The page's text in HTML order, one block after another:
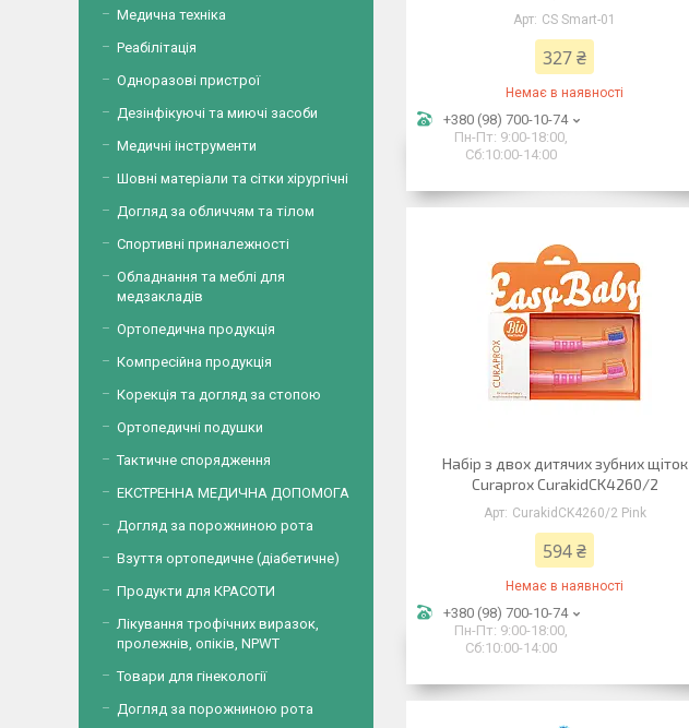
CS Smart-01
327 ₴
Немає в наявності
+380 (98) 700-10-74
Пн-Пт: 9:00-18:00,
Сб:10:00-14:00
Набір з двох дитячих зубних щіток
Curaprox CurakidCK4260/2
CurakidCK4260/2 Pink
594 ₴
Немає в наявності
+380 (98) 700-10-74
Пн-Пт: 9:00-18:00,
Сб:10:00-14:00
Медична техніка
Реабілітація
Одноразові пристрої
Дезінфікуючі та миючі засоби
Медичні інструменти
Шовні матеріали та сітки хірургічні
Догляд за обличчям та тілом
Спортивні приналежності
Обладнання та меблі для
медзакладів
Ортопедична продукція
Компресійна продукція
Корекція та догляд за стопою
Ортопедичні подушки
Тактичне спорядження
ЕКСТРЕННА МЕДИЧНА ДОПОМОГА
Догляд за порожниною рота
Взуття ортопедичне (діабетичне)
Продукти для КРАСОТИ
Лікування трофічних виразок,
пролежнів, опіків, NPWT
Товари для гінекології
Догляд за порожниною рота